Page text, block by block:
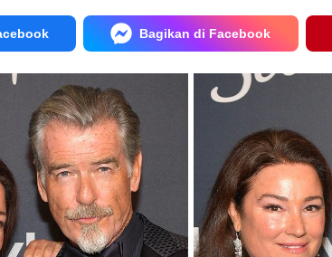
Bagikan di Facebook